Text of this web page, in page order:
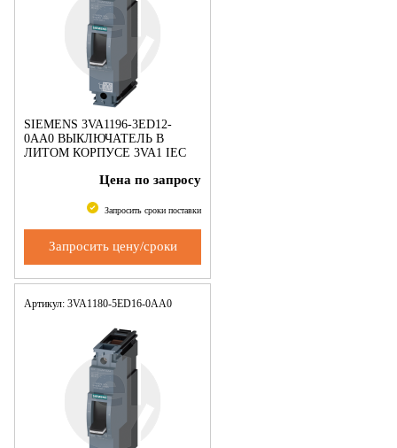
SIEMENS 3VA1196-3ED12-
0AA0 ВЫКЛЮЧАТЕЛЬ В
ЛИТОМ КОРПУСЕ 3VA1 IEC
ОТКЛ. СПОСОБНОСТИ N
ЗАЩИТА ЛИНИИ TM21
Цена по запросу
Запросить сроки поставки
Запросить цену/сроки
Артикул: 3VA1180-5ED16-0AA0